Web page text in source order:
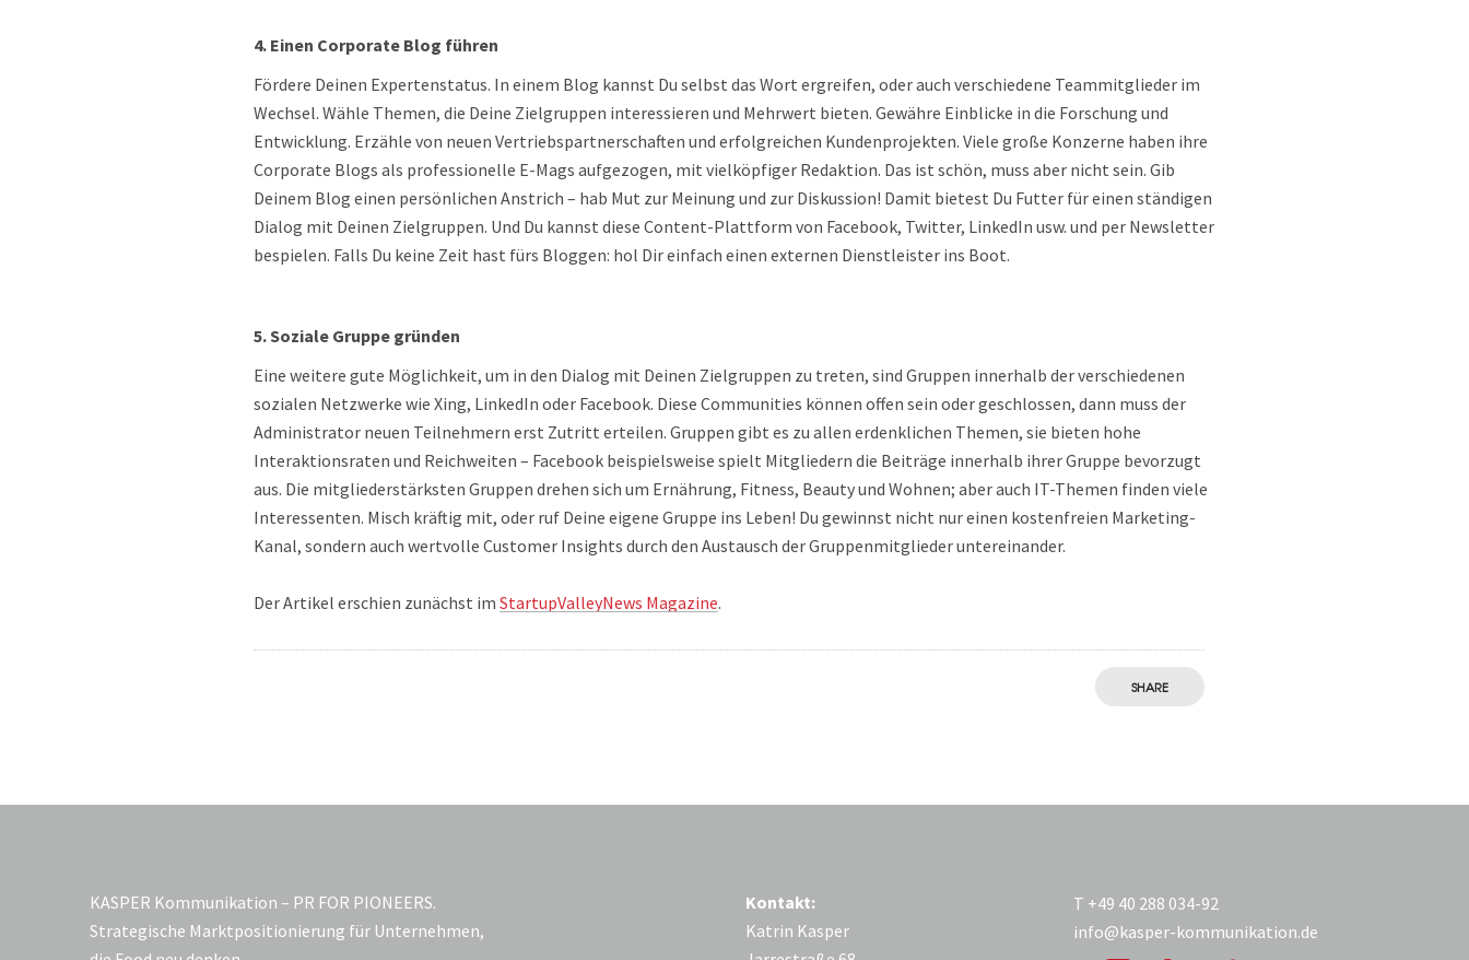
4. Einen Corporate Blog führen
Fördere Deinen Expertenstatus. In einem Blog kannst Du selbst das Wort ergreifen, oder auch verschiedene Teammitglieder im
Wechsel. Wähle Themen, die Deine Zielgruppen interessieren und Mehrwert bieten. Gewähre Einblicke in die Forschung und
Entwicklung. Erzähle von neuen Vertriebspartnerschaften und erfolgreichen Kundenprojekten. Viele große Konzerne haben ihre
Corporate Blogs als professionelle E-Mags aufgezogen, mit vielköpfiger Redaktion. Das ist schön, muss aber nicht sein. Gib
Deinem Blog einen persönlichen Anstrich – hab Mut zur Meinung und zur Diskussion! Damit bietest Du Futter für einen ständigen
Dialog mit Deinen Zielgruppen. Und Du kannst diese Content-Plattform von Facebook, Twitter, LinkedIn usw. und per Newsletter
bespielen. Falls Du keine Zeit hast fürs Bloggen: hol Dir einfach einen externen Dienstleister ins Boot.
5. Soziale Gruppe gründen
Eine weitere gute Möglichkeit, um in den Dialog mit Deinen Zielgruppen zu treten, sind Gruppen innerhalb der verschiedenen
sozialen Netzwerke wie Xing, LinkedIn oder Facebook. Diese Communities können offen sein oder geschlossen, dann muss der
Administrator neuen Teilnehmern erst Zutritt erteilen. Gruppen gibt es zu allen erdenklichen Themen, sie bieten hohe
Interaktionsraten und Reichweiten – Facebook beispielsweise spielt Mitgliedern die Beiträge innerhalb ihrer Gruppe bevorzugt
aus. Die mitgliederstärksten Gruppen drehen sich um Ernährung, Fitness, Beauty und Wohnen; aber auch IT-Themen finden viele
Interessenten. Misch kräftig mit, oder ruf Deine eigene Gruppe ins Leben! Du gewinnst nicht nur einen kostenfreien Marketing-
Kanal, sondern auch wertvolle Customer Insights durch den Austausch der Gruppenmitglieder untereinander.
Der Artikel erschien zunächst im StartupValleyNews Magazine.
SHARE
KASPER Kommunikation – PR FOR PIONEERS.
Strategische Marktpositionierung für Unternehmen,
Kontakt:
Katrin Kasper
T +49 40 288 034-92
info@kasper-kommunikation.de